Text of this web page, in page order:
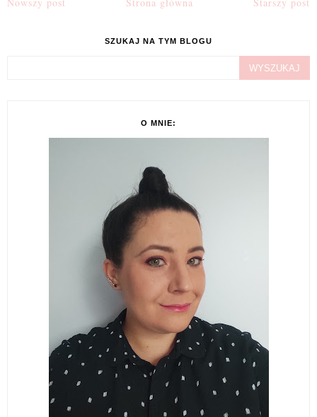
Nowszy post Starszy post
Strona główna
SZUKAJ NA TYM BLOGU
O MNIE: